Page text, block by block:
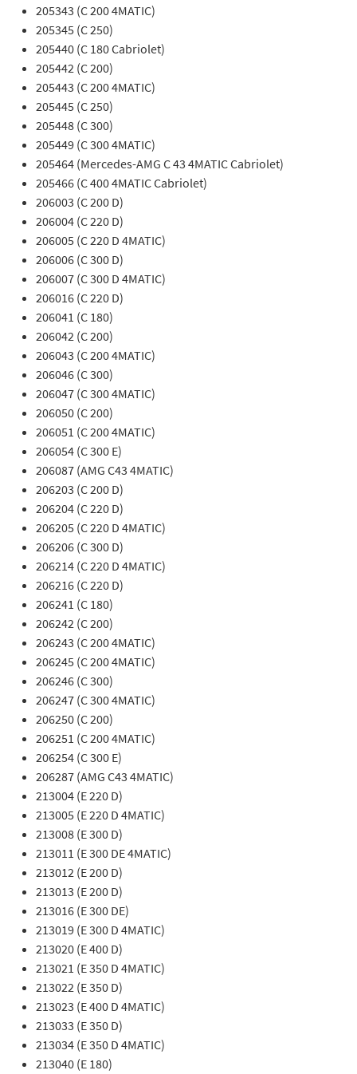
205343 (C 200 4MATIC)
205345 (C 250)
205440 (C 180 Cabriolet)
205442 (C 200)
205443 (C 200 4MATIC)
205445 (C 250)
205448 (C 300)
205449 (C 300 4MATIC)
205464 (Mercedes-AMG C 43 4MATIC Cabriolet)
205466 (C 400 4MATIC Cabriolet)
206003 (C 200 D)
206004 (C 220 D)
206005 (C 220 D 4MATIC)
206006 (C 300 D)
206007 (C 300 D 4MATIC)
206016 (C 220 D)
206041 (C 180)
206042 (C 200)
206043 (C 200 4MATIC)
206046 (C 300)
206047 (C 300 4MATIC)
206050 (C 200)
206051 (C 200 4MATIC)
206054 (C 300 E)
206087 (AMG C43 4MATIC)
206203 (C 200 D)
206204 (C 220 D)
206205 (C 220 D 4MATIC)
206206 (C 300 D)
206214 (C 220 D 4MATIC)
206216 (C 220 D)
206241 (C 180)
206242 (C 200)
206243 (C 200 4MATIC)
206245 (C 200 4MATIC)
206246 (C 300)
206247 (C 300 4MATIC)
206250 (C 200)
206251 (C 200 4MATIC)
206254 (C 300 E)
206287 (AMG C43 4MATIC)
213004 (E 220 D)
213005 (E 220 D 4MATIC)
213008 (E 300 D)
213011 (E 300 DE 4MATIC)
213012 (E 200 D)
213013 (E 200 D)
213016 (E 300 DE)
213019 (E 300 D 4MATIC)
213020 (E 400 D)
213021 (E 350 D 4MATIC)
213022 (E 350 D)
213023 (E 400 D 4MATIC)
213033 (E 350 D)
213034 (E 350 D 4MATIC)
213040 (E 180)